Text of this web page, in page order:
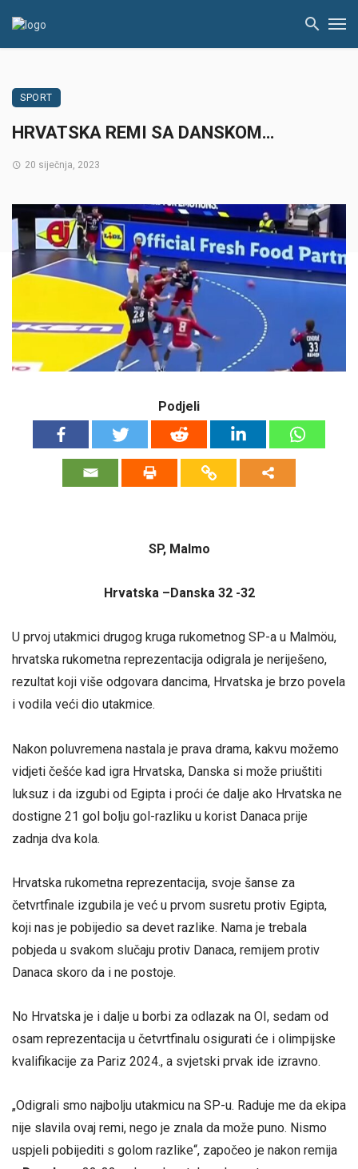
SPORT
HRVATSKA REMI SA DANSKOM…
20 siječnja, 2023
Podjeli
SP, Malmo
Hrvatska –Danska 32 -32
U prvoj utakmici drugog kruga rukometnog SP-a u Malmöu,
hrvatska rukometna reprezentacija odigrala je neriješeno,
rezultat koji više odgovara dancima, Hrvatska je brzo povela
i vodila veći dio utakmice.
Nakon poluvremena nastala je prava drama, kakvu možemo
vidjeti češće kad igra Hrvatska, Danska si može priuštiti
luksuz i da izgubi od Egipta i proći će dalje ako Hrvatska ne
dostigne 21 gol bolju gol-razliku u korist Danaca prije
zadnja dva kola.
Hrvatska rukometna reprezentacija, svoje šanse za
četvrtfinale izgubila je već u prvom susretu protiv Egipta,
koji nas je pobijedio sa devet razlike. Nama je trebala
pobjeda u svakom slučaju protiv Danaca, remijem protiv
Danaca skoro da i ne postoje.
No Hrvatska je i dalje u borbi za odlazak na OI, sedam od
osam reprezentacija u četvrtfinalu osigurati će i olimpijske
kvalifikacije za Pariz 2024., a svjetski prvak ide izravno.
„Odigrali smo najbolju utakmicu na SP-u. Raduje me da ekipa
nije slavila ovaj remi, nego je znala da može puno. Nismo
uspjeli pobijediti s golom razlike“, započeo je nakon remija